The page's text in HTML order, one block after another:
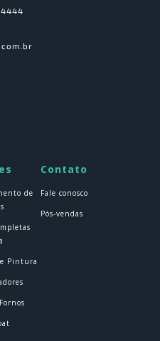
Contato
de
Pintura
Fale conosco
Pós-vendas